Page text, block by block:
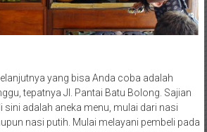
yang bisa Anda coba adalah
tepatnya Jl. Pantai Batu Bolong. Sajian
sini adalah aneka menu, mulai dari nasi
nasi putih. Mulai melayani pembeli pada